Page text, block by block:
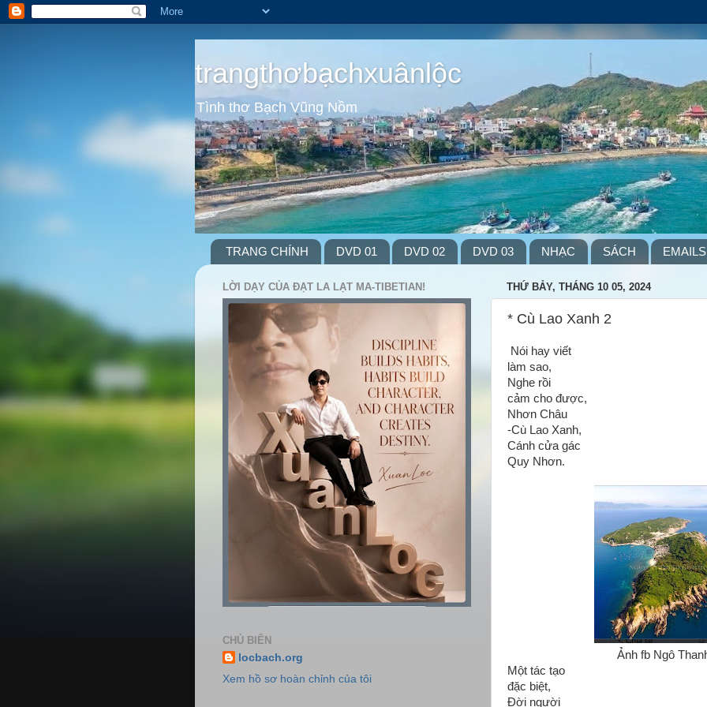
trangthơbạchxuânlộc
Tình thơ Bạch Vũng Nồm
TRANG CHÍNH DVD 01 DVD 02 DVD 03 NHẠC SÁCH EMAILS
THỨ BẢY, THÁNG 10 05, 2024
* Cù Lao Xanh 2
Nói hay viết
làm sao,
Nghe rồi
cảm cho được,
Nhơn Châu
-Cù Lao Xanh,
Cánh cửa gác
Quy Nhơn.
Ảnh fb Ngô
Một tác tạo
đặc biệt,
Đời người
LỜI DẠY CỦA ĐẠT LA LẠT MA-TIBETIAN!
CHỦ BIÊN
locbach.org
Xem hồ sơ hoàn chỉnh của tôi